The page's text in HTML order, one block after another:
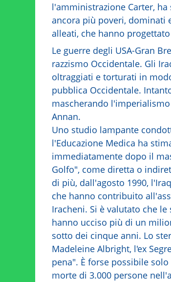
l'amministrazione Carter,
ancora più poveri, dominati
alleati, che hanno
Le guerre degli USA-Gran
razzismo Occidentale. Gli
oltraggiati e torturati in
pubblica Occidentale.
mascherando
Annan.
Uno studio lampante
l'Educazione Medica ha
immediatamente dopo il
Golfo", come diretta o
di più, dall'agosto 1990,
che hanno contribuito
Iracheni. Si è valutato che
hanno ucciso più di un
sotto dei cinque anni. Lo
Madeleine Albright, l'ex
pena". È forse possibile
morte di 3.000 persone